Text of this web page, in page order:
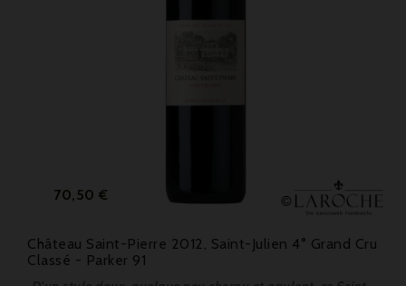
Prix
70,50 €
Château Saint-Pierre 2012, Saint-Julien 4° Grand Cru
Classé - Parker 91